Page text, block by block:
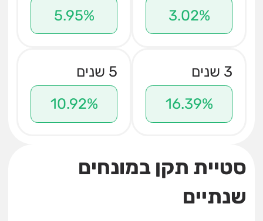
3.02%
5.95%
3 שנים
16.39%
5 שנים
10.92%
סטיית תקן במונחים
שנתיים